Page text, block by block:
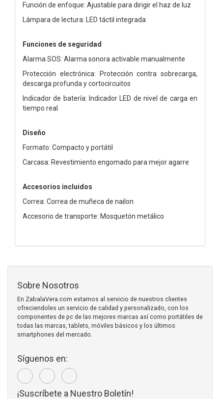
Función de enfoque: Ajustable para dirigir el haz de luz
Lámpara de lectura: LED táctil integrada
Funciones de seguridad
Alarma SOS: Alarma sonora activable manualmente
Protección electrónica: Protección contra sobrecarga,
descarga profunda y cortocircuitos
Indicador de batería: Indicador LED de nivel de carga en
tiempo real
Diseño
Formato: Compacto y portátil
Carcasa: Revestimiento engomado para mejor agarre
Accesorios incluidos
Correa: Correa de muñeca de nailon
Accesorio de transporte: Mosquetón metálico
Sobre Nosotros
En ZabalaVera.com estamos al servicio de nuestros clientes
ofreciendoles un servicio de calidad y personalizado, con los
componentes de pc de las mejores marcas así como portátiles de
todas las marcas, tablets, móviles básicos y los últimos
smartphones del mercado.
Síguenos en:
¡Suscríbete a Nuestro Boletín!